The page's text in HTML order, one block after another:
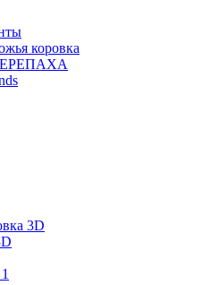
коровка
3D